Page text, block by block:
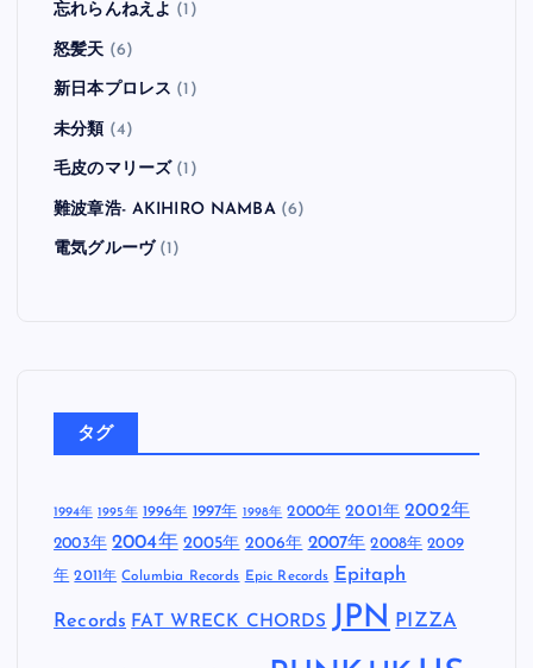
忘れらんねえよ (1)
怒髪天 (6)
新日本プロレス (1)
未分類 (4)
毛皮のマリーズ (1)
難波章浩- AKIHIRO NAMBA(6)
電気グルーヴ(1)
タグ
1994年 1995年 1996年 1997年 1998年 2000年 2001年 2002年
2003年 2004年 2005年 2006年 2007年 2008年 2009
年 2011年 Columbia Records Epic Records Epitaph
Records FAT WRECK CHORDS JPN PIZZA